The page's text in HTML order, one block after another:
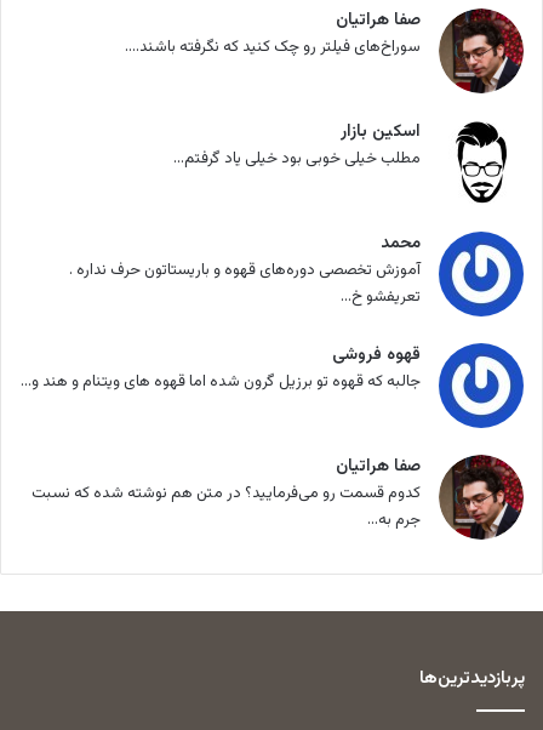
صفا هراتیان
سوراخ‌های فیلتر رو چک کنید که نگرفته باشند....
اسکین بازار
مطلب خیلی خوبی بود خیلی یاد گرفتم...
محمد
آموزش تخصصی دوره‌های قهوه و باریستاتون حرف نداره .
تعریفشو خ...
قهوه فروشی
جالبه که قهوه تو برزیل گرون شده اما قهوه های ویتنام و هند و...
صفا هراتیان
کدوم قسمت رو می‌فرمایید؟ در متن هم نوشته شده که نسبت
جرم به...
پربازدیدترین‌ها